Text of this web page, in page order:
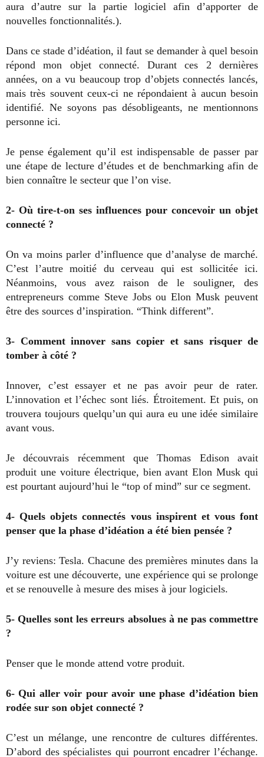
aura d’autre sur la partie logiciel afin d’apporter de
nouvelles fonctionnalités.).
Dans ce stade d’idéation, il faut se demander à quel besoin
répond mon objet connecté. Durant ces 2 dernières
années, on a vu beaucoup trop d’objets connectés lancés,
mais très souvent ceux-ci ne répondaient à aucun besoin
identifié. Ne soyons pas désobligeants, ne mentionnons
personne ici.
Je pense également qu’il est indispensable de passer par
une étape de lecture d’études et de benchmarking afin de
bien connaître le secteur que l’on vise.
2- Où tire-t-on ses influences pour concevoir un objet
connecté ?
On va moins parler d’influence que d’analyse de marché.
C’est l’autre moitié du cerveau qui est sollicitée ici.
Néanmoins, vous avez raison de le souligner, des
entrepreneurs comme Steve Jobs ou Elon Musk peuvent
être des sources d’inspiration. “Think different”.
3- Comment innover sans copier et sans risquer de
tomber à côté ?
Innover, c’est essayer et ne pas avoir peur de rater.
L’innovation et l’échec sont liés. Étroitement. Et puis, on
trouvera toujours quelqu’un qui aura eu une idée similaire
avant vous.
Je découvrais récemment que Thomas Edison avait
produit une voiture électrique, bien avant Elon Musk qui
est pourtant aujourd’hui le “top of mind” sur ce segment.
4- Quels objets connectés vous inspirent et vous font
penser que la phase d’idéation a été bien pensée ?
J’y reviens: Tesla. Chacune des premières minutes dans la
voiture est une découverte, une expérience qui se prolonge
et se renouvelle à mesure des mises à jour logiciels.
5- Quelles sont les erreurs absolues à ne pas commettre
?
Penser que le monde attend votre produit.
6- Qui aller voir pour avoir une phase d’idéation bien
rodée sur son objet connecté ?
C’est un mélange, une rencontre de cultures différentes.
D’abord des spécialistes qui pourront encadrer l’échange.